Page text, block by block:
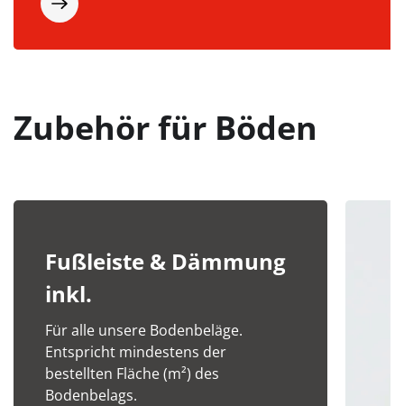
Zubehör für Böden
Fußleiste & Dämmung
inkl.
Für alle unsere Bodenbeläge.
Entspricht mindestens der
bestellten Fläche (m²) des
Bodenbelags.